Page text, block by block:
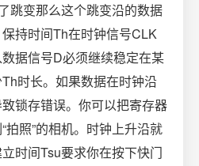
跳变那么这个跳变沿的数据
持时间Th在时钟信号CLK
据信号D必须继续稳定在某
时长。如果数据在时钟沿
锁存错误。你可以把寄存器
拍照”的相机。时钟上升沿就
时间Tsu要求你在按下快门